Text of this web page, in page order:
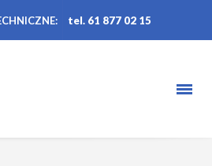
tel. 61 877 02 15